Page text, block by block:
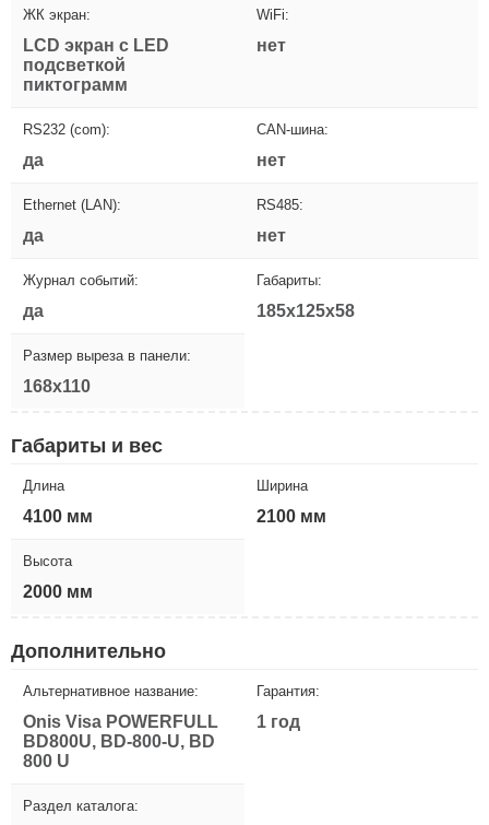
ЖК экран:
LCD экран с LED
подсветкой
пиктограмм
WiFi:
нет
RS232 (com):
да
CAN-шина:
нет
Ethernet (LAN):
да
RS485:
нет
Журнал событий:
да
Габариты:
185x125x58
Размер выреза в панели:
168x110
Габариты и вес
Длина
4100 мм
Ширина
2100 мм
Высота
2000 мм
Дополнительно
Альтернативное название:
Onis Visa POWERFULL
BD800U, BD-800-U, BD
800 U
Гарантия:
1 год
Раздел каталога: